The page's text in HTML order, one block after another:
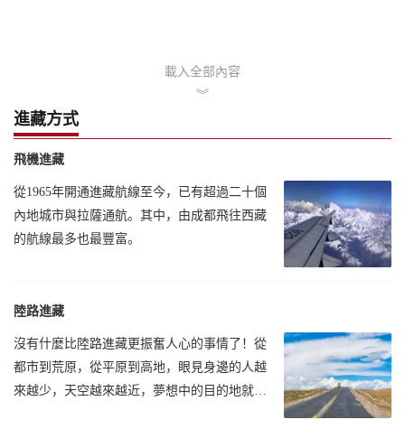
載入全部內容
︾
進藏方式
飛機進藏
從1965年開通進藏航線至今，已有超過二十個
內地城市與拉薩通航。其中，由成都飛往西藏
的航線最多也最豐富。
陸路進藏
沒有什麼比陸路進藏更振奮人心的事情了！從
都市到荒原，從平原到高地，眼見身邊的人越
來越少，天空越來越近，夢想中的目的地就在